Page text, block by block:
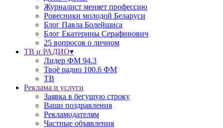
Журналист меняет профессию
Ровесники молодой Беларуси
Блог Павла Болейшиса
Блог Екатерины Серафинович
25 вопросов о личном
ТВ и РАДИО▾
Лидер ФМ 94.3
Твоё радио 100.6 ФМ
ТВ
Реклама и услуги
Заявка в бегущую строку
Ваши поздравления
Рекламодателям
Частные объявления